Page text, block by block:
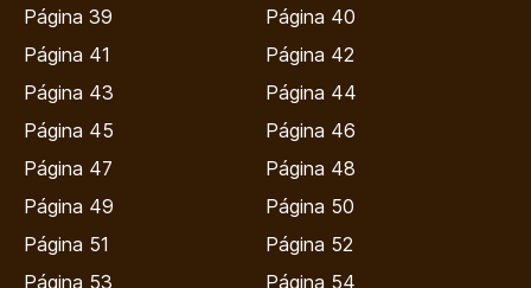
Página 39
Página 40
Página 41
Página 42
Página 43
Página 44
Página 45
Página 46
Página 47
Página 48
Página 49
Página 50
Página 51
Página 52
Página 53
Página 54